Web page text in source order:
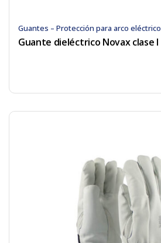
Guantes – Protección para arco eléctrico
Guante dieléctrico Novax clase I